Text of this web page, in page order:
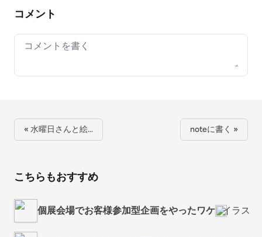
コメント
Your comment
« 水曜日さんと絵… noteに書く »
こちらもおすすめ
個展会場でお客様参加型企画をやったワケ イラス